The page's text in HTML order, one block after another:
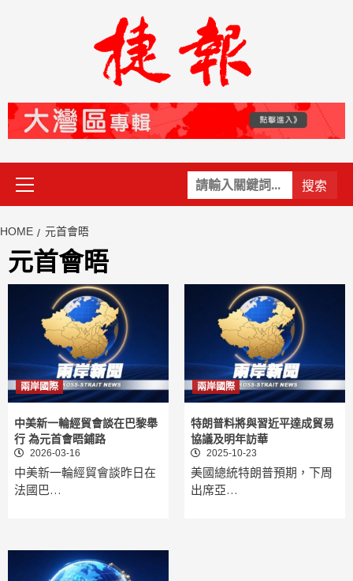
關
鍵
Primary
Menu
HOME 元首會晤
元首會晤
兩岸國際
中美新一輪經貿會談在巴黎舉
行 為元首會晤鋪路
2026-03-16
中美新一輪經貿會談昨日在
法國巴…
兩岸國際
特朗普料將與習近平達成貿易
協議及明年訪華
2025-10-23
美國總統特朗普預期，下周
出席亞…